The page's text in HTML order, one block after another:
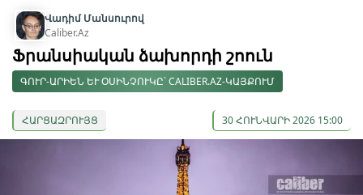
Վադիմ Մանսուրով
Caliber.Az
Ֆրանսիական ձախորդի շոուն
ԳՈՒՐ-ԱՐԻԵՆ ԵՒ ՕՍԻՆՉՈՒԿԸ՝ CALIBER.AZ-ԿԱՅՔՈՒՄ
ՀԱՐՑԱԶՐՈՒՅՑ 30 ՀՈՒՆՎԱՐԻ 2026 15:00